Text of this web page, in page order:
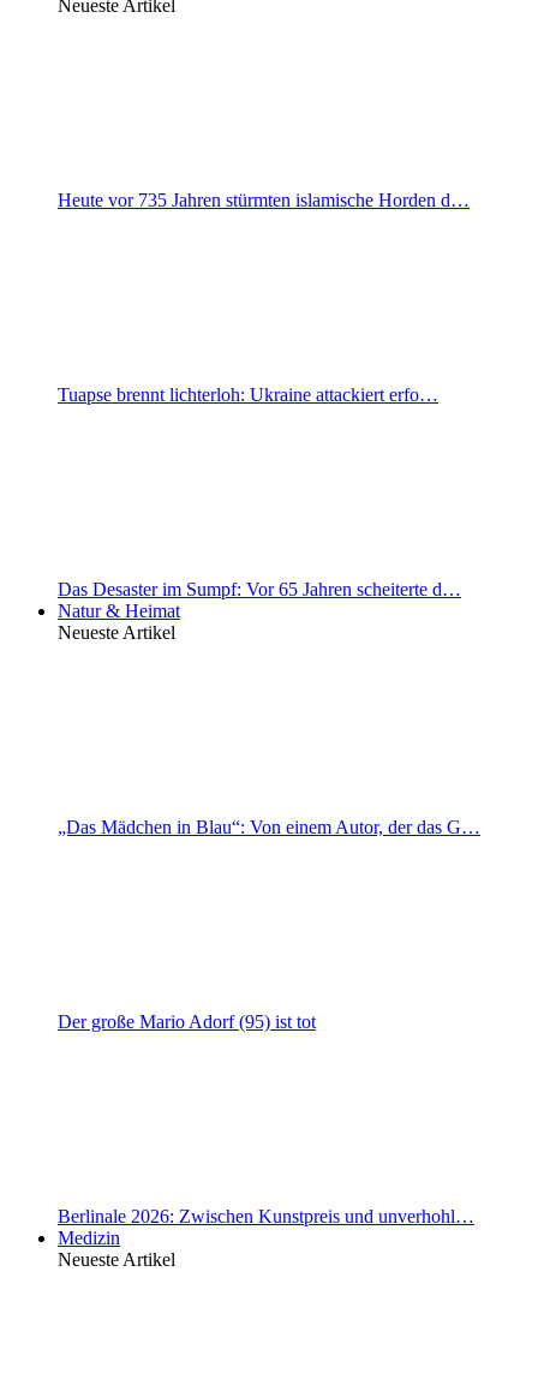
Neueste Artikel
Heute vor 735 Jahren stürmten islamische Horden d…
Tuapse brennt lichterloh: Ukraine attackiert erfo…
Das Desaster im Sumpf: Vor 65 Jahren scheiterte d…
Natur & Heimat
Neueste Artikel
„Das Mädchen in Blau“: Von einem Autor, der das G…
Der große Mario Adorf (95) ist tot
Berlinale 2026: Zwischen Kunstpreis und unverhohl…
Medizin
Neueste Artikel